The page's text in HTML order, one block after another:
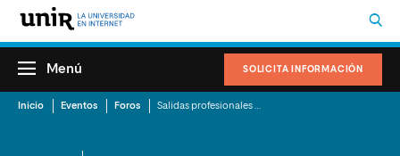
SOLICITA INFORMACIÓN
Menú
Inicio Eventos Foros